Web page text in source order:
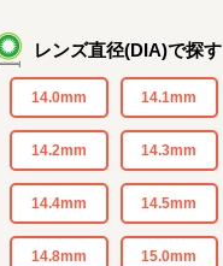
レンズ直径(DIA)で探す
14.0mm 14.1mm
14.2mm 14.3mm
14.4mm 14.5mm
14.8mm 15.0mm